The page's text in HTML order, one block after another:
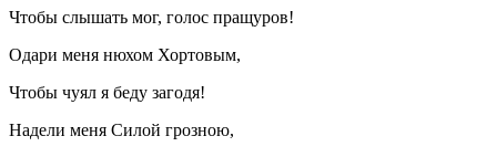
Чтобы слышать мог, голос пращуров!
Одари меня нюхом Хортовым,
Чтобы чуял я беду загодя!
Надели меня Силой грозною,